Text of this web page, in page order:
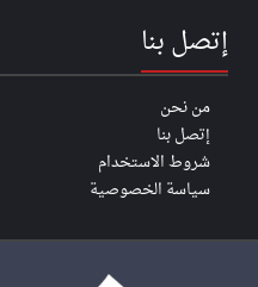
إتصل بنا
من نحن
إتصل بنا
شروط الاستخدام
سياسة الخصوصية